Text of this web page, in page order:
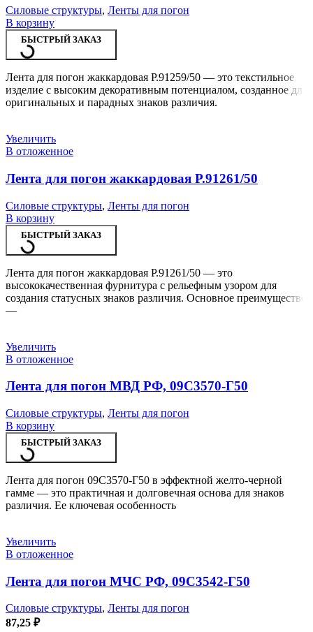
Силовые структуры, Ленты для погон
В корзину
БЫСТРЫЙ ЗАКАЗ
Лента для погон жаккардовая Р.91259/50 — это текстильное
изделие с высоким декоративным потенциалом, созданное для
оригинальных и парадных знаков различия.
Увеличить
В отложенное
Лента для погон жаккардовая Р.91261/50
Силовые структуры, Ленты для погон
В корзину
БЫСТРЫЙ ЗАКАЗ
Лента для погон жаккардовая Р.91261/50 — это
высококачественная фурнитура с рельефным узором для
создания статусных знаков различия. Основное преимущество
—
Увеличить
В отложенное
Лента для погон МВД РФ, 09С3570-Г50
Силовые структуры, Ленты для погон
В корзину
БЫСТРЫЙ ЗАКАЗ
Лента для погон 09С3570-Г50 в эффектной желто-черной
гамме — это практичная и долговечная основа для знаков
различия. Ее ключевая особенность
Увеличить
В отложенное
Лента для погон МЧС РФ, 09С3542-Г50
Силовые структуры, Ленты для погон
87,25 ₽